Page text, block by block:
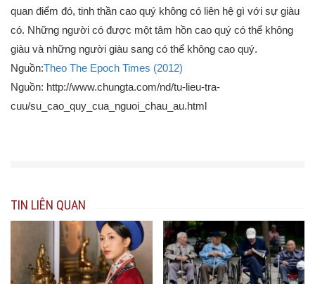
quan điểm đó, tinh thần cao quý không có liên hệ gì với sự giàu
có. Những người có được một tâm hồn cao quý có thể không
giàu và những người giàu sang có thể không cao quý.
Nguồn:Theo The Epoch Times (2012)
Nguồn: http://www.chungta.com/nd/tu-lieu-tra-
cuu/su_cao_quy_cua_nguoi_chau_au.html
TIN LIÊN QUAN